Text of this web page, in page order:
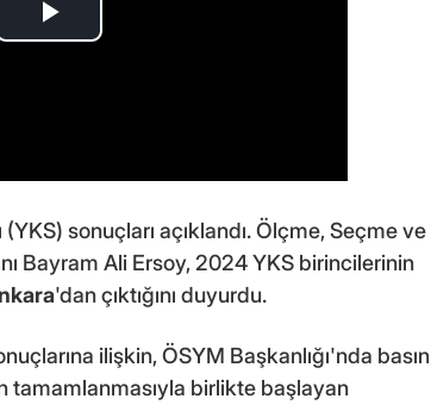
(YKS) sonuçları açıklandı. Ölçme, Seçme ve
Bayram Ali Ersoy, 2024 YKS birincilerinin
'dan çıktığını duyurdu.
ilişkin, ÖSYM Başkanlığı'nda basın
tamamlanmasıyla birlikte başlayan